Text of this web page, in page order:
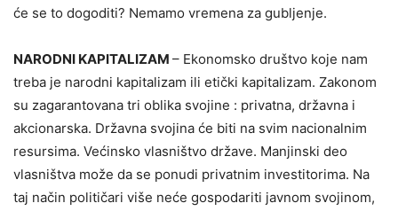
će se to dogoditi? Nemamo vremena za gubljenje.
NARODNI KAPITALIZAM – Ekonomsko društvo koje nam
treba je narodni kapitalizam ili etički kapitalizam. Zakonom
su zagarantovana tri oblika svojine : privatna, državna i
akcionarska. Državna svojina će biti na svim nacionalnim
resursima. Većinsko vlasništvo države. Manjinski deo
vlasništva može da se ponudi privatnim investitorima. Na
taj način političari više neće gospodariti javnom svojinom,